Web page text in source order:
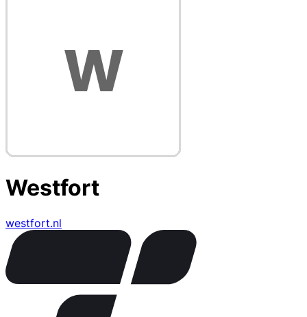
Westfort
westfort.nl